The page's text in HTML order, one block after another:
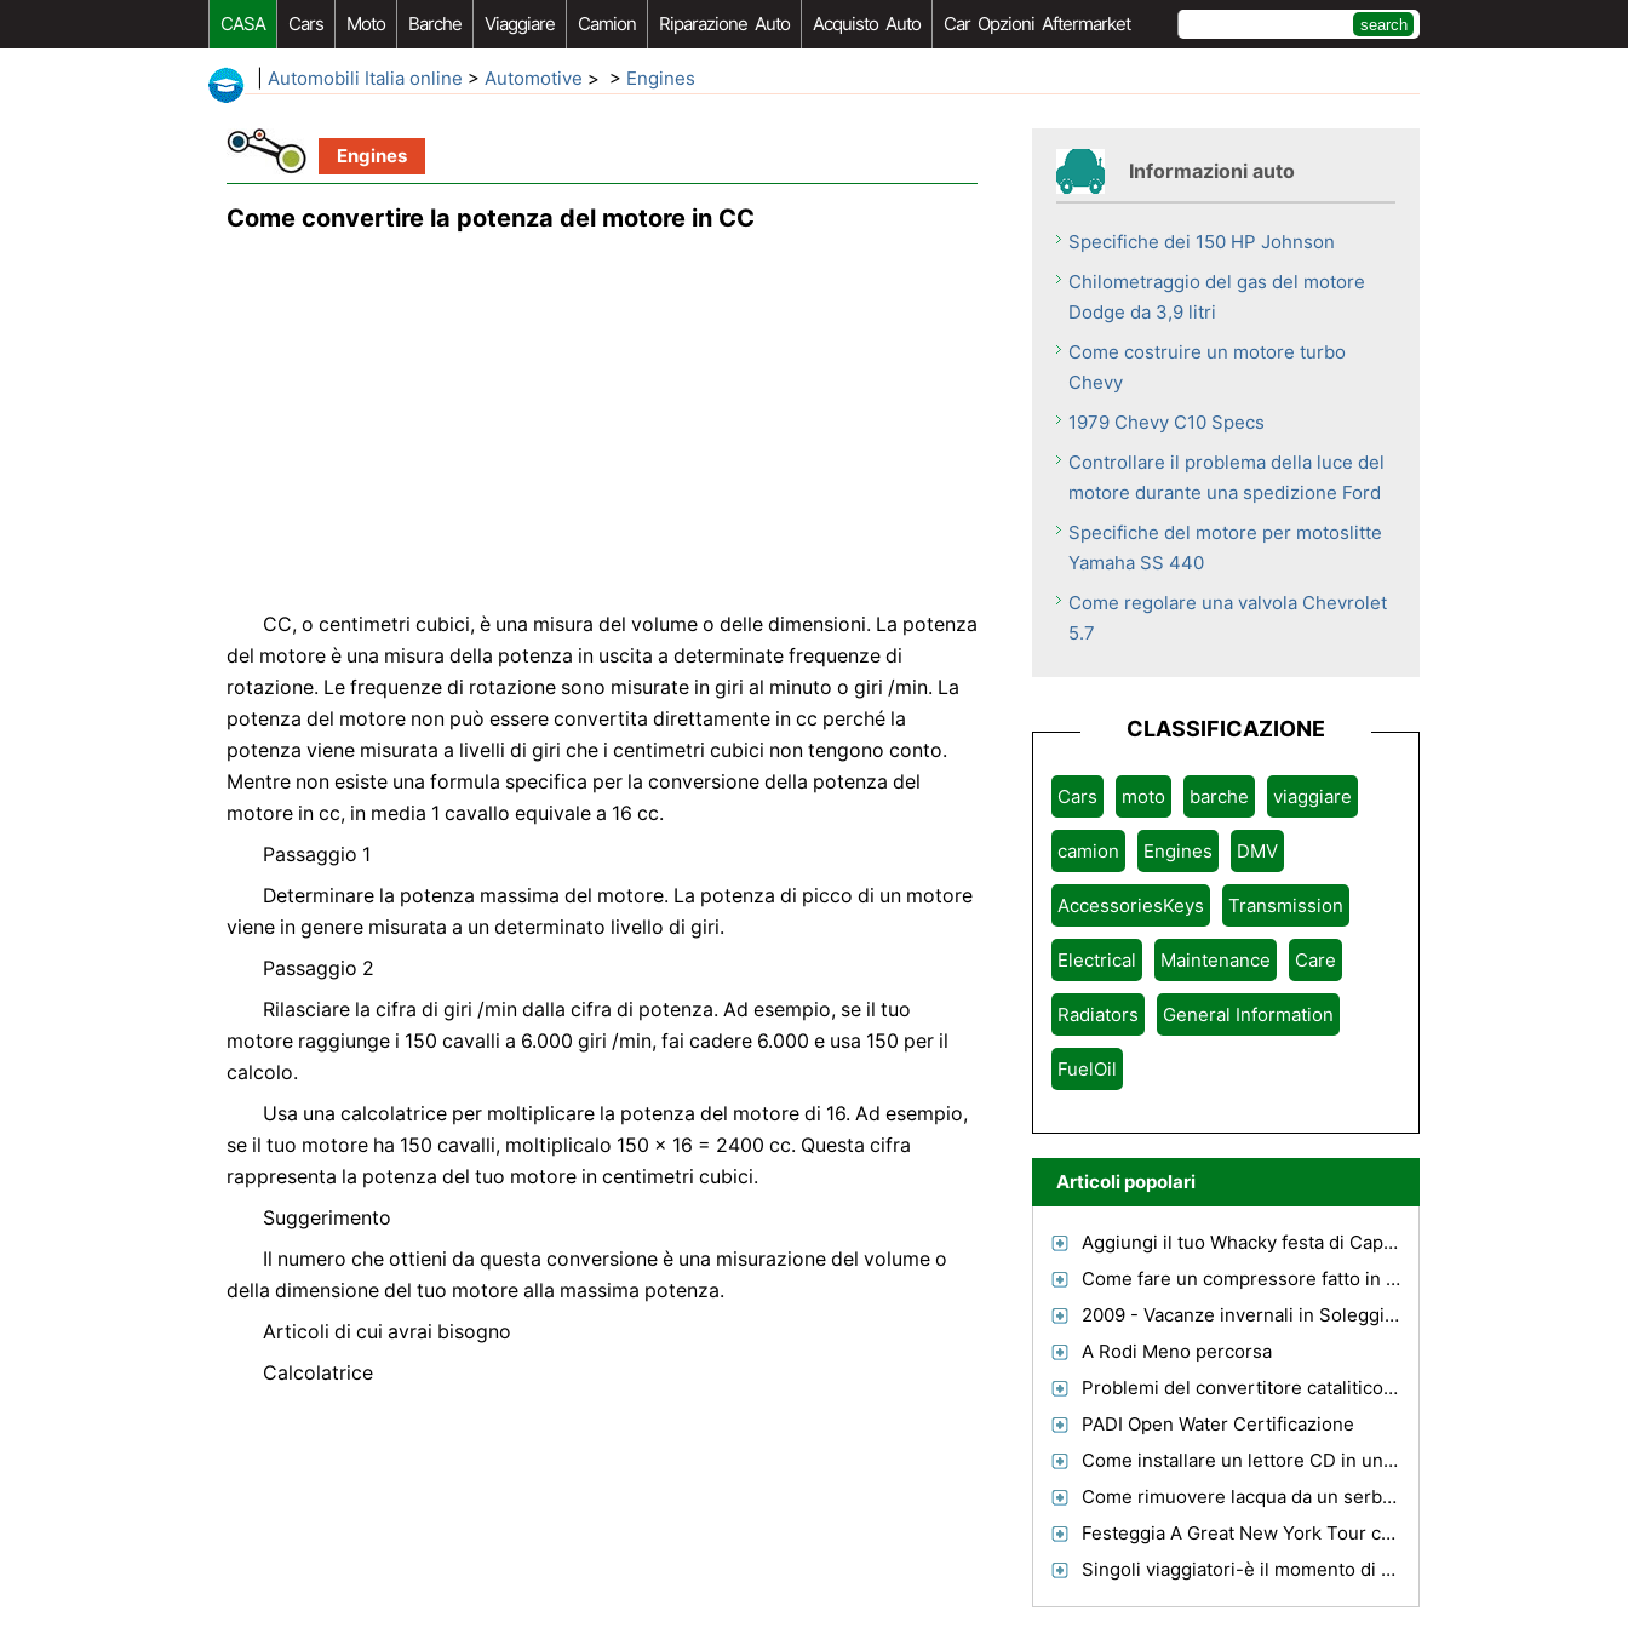
CASA Cars Moto Barche Viaggiare Camion Riparazione Auto Acquisto Auto Car Opzioni Aftermarket
Automobili Italia online > Automotive > > Engines
Engines
Come convertire la potenza del motore in CC
CC, o centimetri cubici, è una misura del volume o delle dimensioni. La potenza
del motore è una misura della potenza in uscita a determinate frequenze di
rotazione. Le frequenze di rotazione sono misurate in giri al minuto o giri /min. La
potenza del motore non può essere convertita direttamente in cc perché la
potenza viene misurata a livelli di giri che i centimetri cubici non tengono conto.
Mentre non esiste una formula specifica per la conversione della potenza del
motore in cc, in media 1 cavallo equivale a 16 cc.
Passaggio 1
Determinare la potenza massima del motore. La potenza di picco di un motore
viene in genere misurata a un determinato livello di giri.
Passaggio 2
Rilasciare la cifra di giri /min dalla cifra di potenza. Ad esempio, se il tuo
motore raggiunge i 150 cavalli a 6.000 giri /min, fai cadere 6.000 e usa 150 per il
calcolo.
Usa una calcolatrice per moltiplicare la potenza del motore di 16. Ad esempio,
se il tuo motore ha 150 cavalli, moltiplicalo 150 x 16 = 2400 cc. Questa cifra
rappresenta la potenza del tuo motore in centimetri cubici.
Suggerimento
Il numero che ottieni da questa conversione è una misurazione del volume o
della dimensione del tuo motore alla massima potenza.
Articoli di cui avrai bisogno
Calcolatrice
Informazioni auto
Specifiche dei 150 HP Johnson
Chilometraggio del gas del motore
Dodge da 3,9 litri
Come costruire un motore turbo
Chevy
1979 Chevy C10 Specs
Controllare il problema della luce del
motore durante una spedizione Ford
Specifiche del motore per motoslitte
Yamaha SS 440
Come regolare una valvola Chevrolet
5.7
CLASSIFICAZIONE
Cars moto barche viaggiare
camion Engines DMV
AccessoriesKeys Transmission
Electrical Maintenance Care
Radiators General Information
FuelOil
Articoli popolari
Aggiungi il tuo Whacky festa di Capodanno.
Come fare un compressore fatto in casa
2009 - Vacanze invernali in Soleggiato Lanzarote
A Rodi Meno percorsa
Problemi del convertitore catalitico Subaru
PADI Open Water Certificazione
Come installare un lettore CD in una Sonoma GMC
Come rimuovere lacqua da un serbatoio del gas
Festeggia A Great New York Tour con New York Limo
Singoli viaggiatori-è il momento di godere la vostra auto!